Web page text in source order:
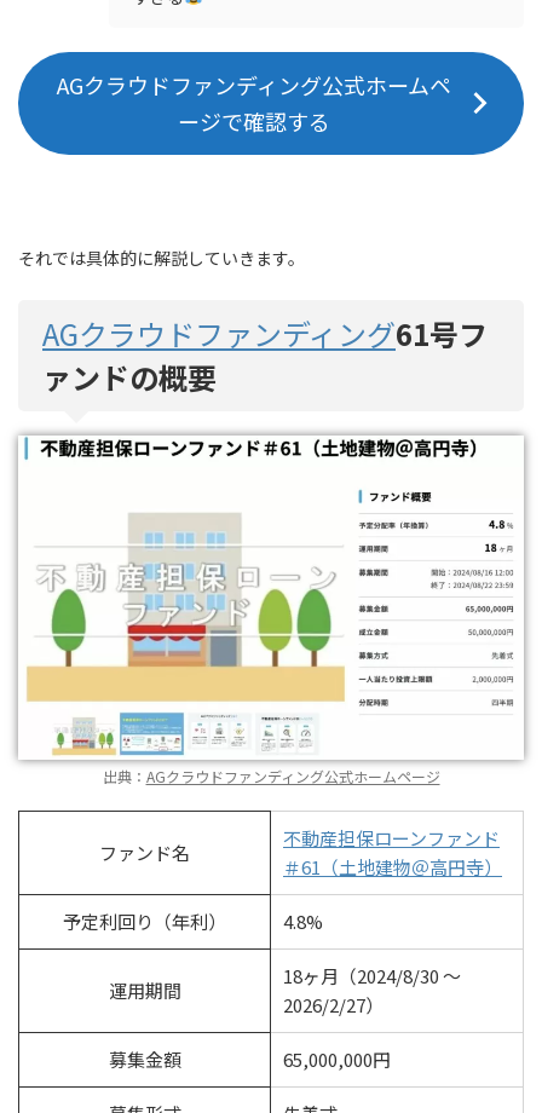
AGクラウドファンディング公式ホームペ
ージで確認する
それでは具体的に解説していきます。
AGクラウドファンディング61号フ
ァンドの概要
出典： AGクラウドファンディング公式ホームページ
ファンド名
不動産担保ローンファンド
＃61（土地建物＠高円寺）
予定利回り（年利） 4.8%
運用期間
18ヶ月（2024/8/30 ～
2026/2/27）
募集金額 65,000,000円